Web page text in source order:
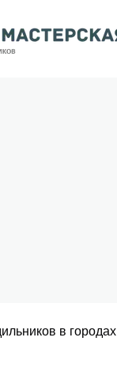
в городах